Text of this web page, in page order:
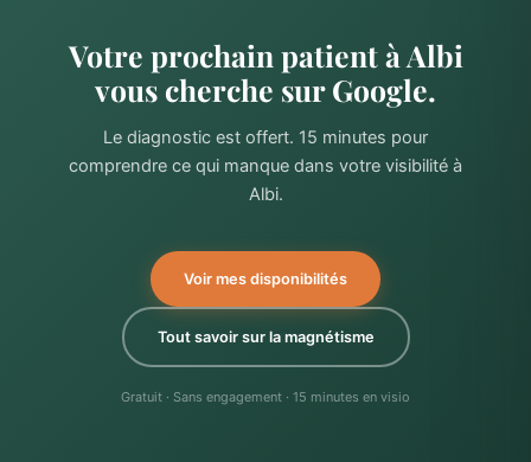
Votre prochain patient à Albi
vous cherche sur Google.
Le diagnostic est offert. 15 minutes pour
comprendre ce qui manque dans votre visibilité à
Albi.
Voir mes disponibilités
Tout savoir sur la magnétisme
Gratuit · Sans engagement · 15 minutes en visio